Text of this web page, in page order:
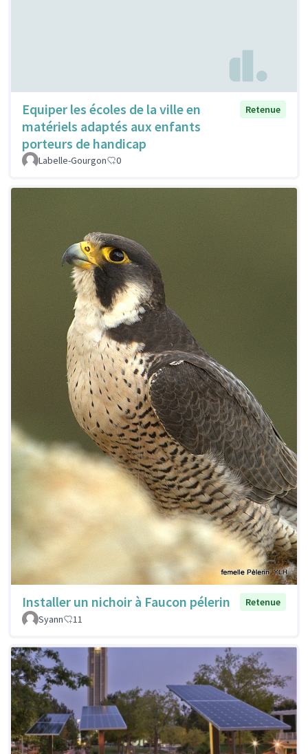
Equiper les écoles de la ville en
matériels adaptés aux enfants
porteurs de handicap
Retenue
Labelle-Gourgon 0
Installer un nichoir à Faucon pélerin
Retenue
Syann
11